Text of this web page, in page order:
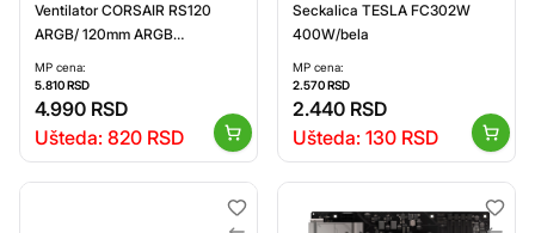
Ventilator CORSAIR RS120
ARGB/ 120mm ARGB
Fan/Triple Pack/bela
MP cena:
5.810RSD
4.990 RSD
Ušteda: 820 RSD
Seckalica TESLA FC302W
400W/bela
MP cena:
2.570RSD
2.440 RSD
Ušteda: 130 RSD